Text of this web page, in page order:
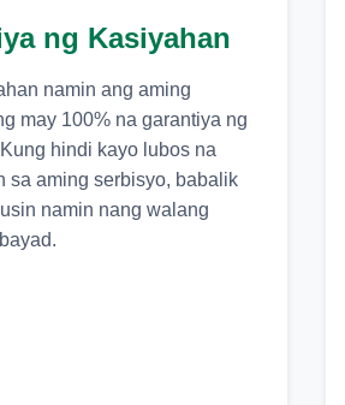
ng Kasiyahan
namin ang aming
may 100% na garantiya ng
hindi kayo lubos na
sa aming serbisyo, babalik
namin nang walang